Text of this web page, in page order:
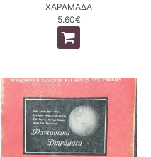
ΧΑΡΑΜΑΔΑ
5.60€